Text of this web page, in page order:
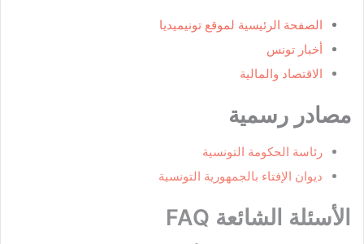
الصفحة الرئيسية لموقع تونيميديا
أخبار تونس
الاقتصاد والمالية
مصادر رسمية
رئاسة الحكومة التونسية
ديوان الإفتاء بالجمهورية التونسية
الأسئلة الشائعة FAQ